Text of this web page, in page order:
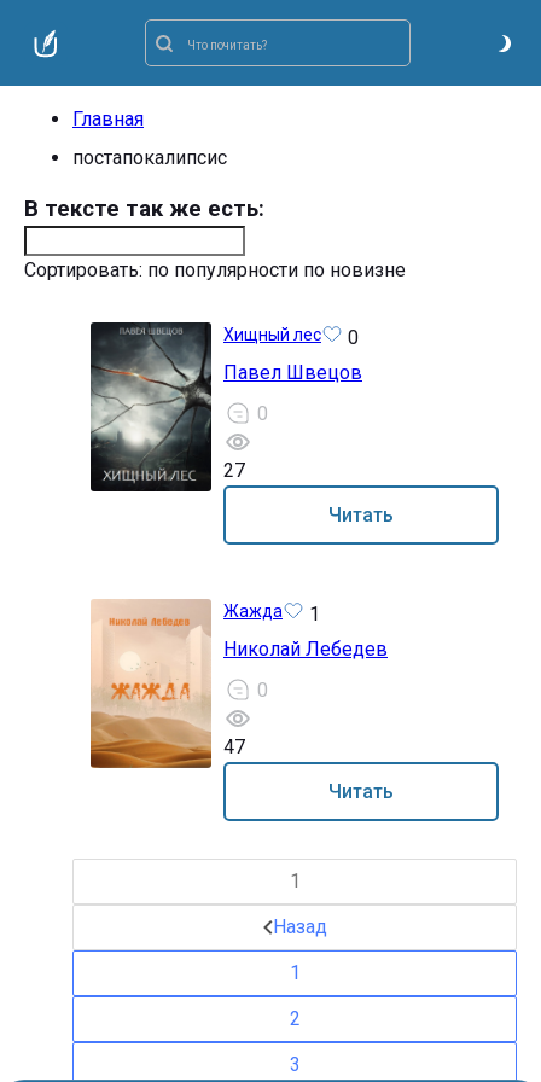
Главная
постапокалипсис
В тексте так же есть:
Сортировать: по популярности по новизне
Хищный лес
0
Павел Швецов
0
27
Читать
Жажда
1
Николай Лебедев
0
47
Читать
1
Назад
1
2
3